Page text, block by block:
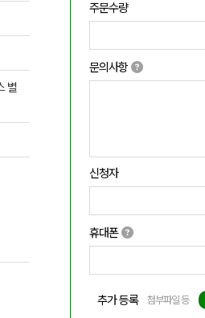
주문수량
문의사항
신청자
휴대폰
추가 등록 첨부파일 등
별